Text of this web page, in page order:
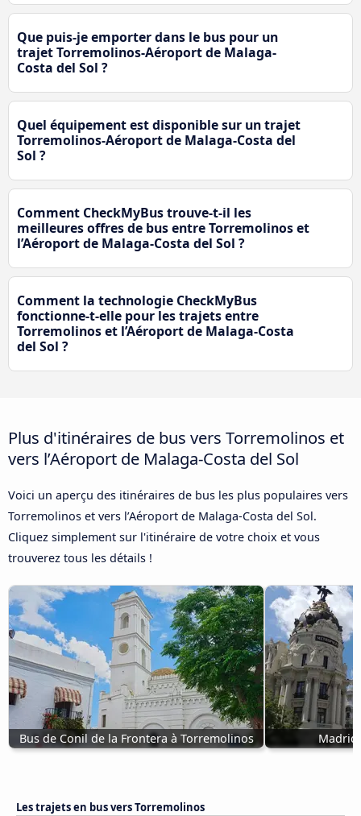
Que puis-je emporter dans le bus pour un
trajet Torremolinos-Aéroport de Malaga-
Costa del Sol ?
Quel équipement est disponible sur un trajet
Torremolinos-Aéroport de Malaga-Costa del
Sol ?
Comment CheckMyBus trouve-t-il les
meilleures offres de bus entre Torremolinos et
l’Aéroport de Malaga-Costa del Sol ?
Comment la technologie CheckMyBus
fonctionne-t-elle pour les trajets entre
Torremolinos et l’Aéroport de Malaga-Costa
del Sol ?
Plus d'itinéraires de bus vers Torremolinos et
vers l’Aéroport de Malaga-Costa del Sol
Voici un aperçu des itinéraires de bus les plus populaires vers
Torremolinos et vers l’Aéroport de Malaga-Costa del Sol.
Cliquez simplement sur l'itinéraire de votre choix et vous
trouverez tous les détails !
Bus de Conil de la Frontera à Torremolinos Madrid
Les trajets en bus vers Torremolinos